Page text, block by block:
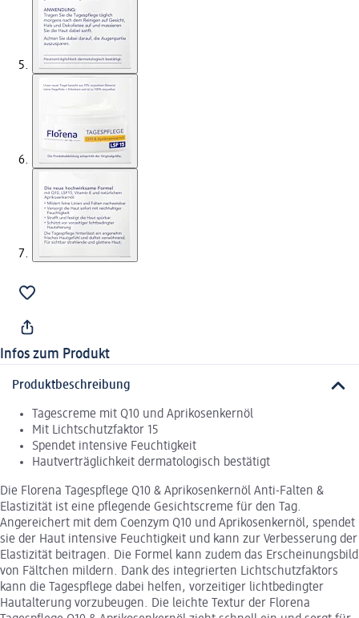
Infos zum Produkt
Produktbeschreibung
Tagescreme mit Q10 und Aprikosenkernöl
Mit Lichtschutzfaktor 15
Spendet intensive Feuchtigkeit
Hautverträglichkeit dermatologisch bestätigt
Die Florena Tagespflege Q10 & Aprikosenkernöl Anti-Falten &
Elastizität ist eine pflegende Gesichtscreme für den Tag.
Angereichert mit dem Coenzym Q10 und Aprikosenkernöl, spendet
sie der Haut intensive Feuchtigkeit und kann zur Verbesserung der
Elastizität beitragen. Die Formel kann zudem das Erscheinungsbild
von Fältchen mildern. Dank des integrierten Lichtschutzfaktors
kann die Tagespflege dabei helfen, vorzeitiger lichtbedingter
Hautalterung vorzubeugen. Die leichte Textur der Florena